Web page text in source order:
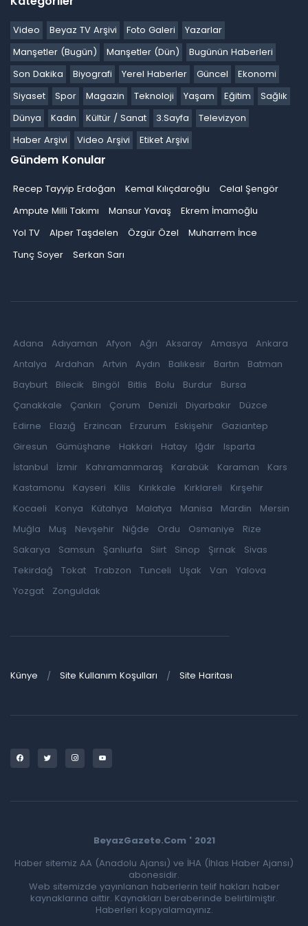
Video Beyaz TV Arşivi Foto Galeri
Yazarlar
Manşetler (Bugün)
Manşetler (Dün)
Bugünün Haberleri
Son Dakika
Biyografi Yerel Haberler Güncel
Ekonomi
Siyaset
Spor Magazin Teknoloji Yaşam Eğitim
Sağlık
Dünya
Kadın Kültür / Sanat 3.Sayfa
Televizyon
Haber Arşivi
Video Arşivi Etiket Arşivi
Gündem Konular
Recep Tayyip Erdoğan Kemal Kılıçdaroğlu
Celal Şengör
Ampute Milli Takımı
Mansur Yavaş
Ekrem İmamoğlu
Yol TV
Alper Taşdelen Özgür Özel
Muharrem İnce
Tunç Soyer
Serkan Sarı
Adana Adıyaman Afyon Ağrı Aksaray Amasya
Ankara
Antalya
Ardahan Artvin Aydın Balıkesir Bartın
Batman
Bayburt
Bilecik Bingöl Bitlis Bolu Burdur
Bursa
Çanakkale
Çankırı Çorum Denizli Diyarbakır
Düzce
Edirne
Elazığ Erzincan Erzurum Eskişehir
Gaziantep
Giresun
Gümüşhane Hakkari Hatay Iğdır
Isparta
İstanbul
İzmir Kahramanmaraş Karabük Karaman
Kars
Kastamonu
Kayseri Kilis Kırıkkale Kırklareli
Kırşehir
Kocaeli
Konya Kütahya Malatya Manisa Mardin
Mersin
Muğla
Muş Nevşehir Niğde Ordu Osmaniye
Rize
Sakarya
Samsun Şanlıurfa Siirt Sinop Şırnak
Sivas
Tekirdağ
Tokat Trabzon Tunceli Uşak Van
Yalova
Yozgat
Zonguldak
Künye Site Kullanım Koşulları Site Haritası
BeyazGazete.Com ' 2021
Haber sitemiz AA (Anadolu Ajansı) ve İHA (İhlas Haber Ajansı)
abonesidir.
Web sitemizde yayınlanan haberlerin telif hakları haber
kaynaklarına aittir. Kaynakları beraberinde belirtilmiştir.
Haberleri kopyalamayınız.